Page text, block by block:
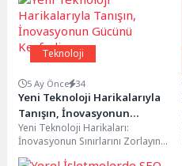
Teknoloji
5 Ay Önce 34
Yeni Teknoloji Harikalarıyla
Tanışın, İnovasyonun
Gücünü Keşfedin.
Yeni Teknoloji Harikaları:
İnovasyonun Sınırlarını Zorlayın
Teknoloji geliştikçe hayatımızın